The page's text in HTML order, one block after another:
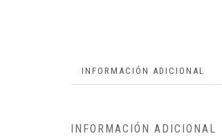
INFORMACIÓN ADICIONAL
INFORMACIÓN ADICIONAL